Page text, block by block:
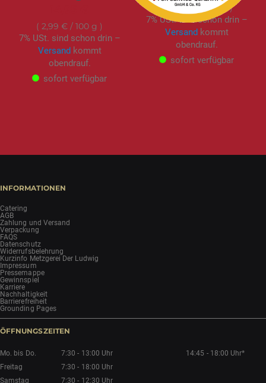
2,99 € / 100 g
7% USt. sind schon drin –
Versandkommt
obendrauf.
sofort verfügbar
3,60 €/ 100 ml
7% USt. sind schon drin –
Versandkommt
obendrauf.
sofort verfügbar
INFORMATIONEN
Catering
AGB
Zahlung und Versand
Verpackung
FAQS
Datenschutz
Widerrufsbelehrung
Kurzinfo Metzgerei Der Ludwig
Impressum
Pressemappe
Gewinnspiel
Karriere
Nachhaltigkeit
Barrierefreiheit
Grounding Pages
ÖFFNUNGSZEITEN
Mo. bis Do. 7:30 - 13:00 Uhr
14:45 - 18:00 Uhr*
Freitag
7:30 - 18:00 Uhr
Samstag
7:30 - 12:30 Uhr